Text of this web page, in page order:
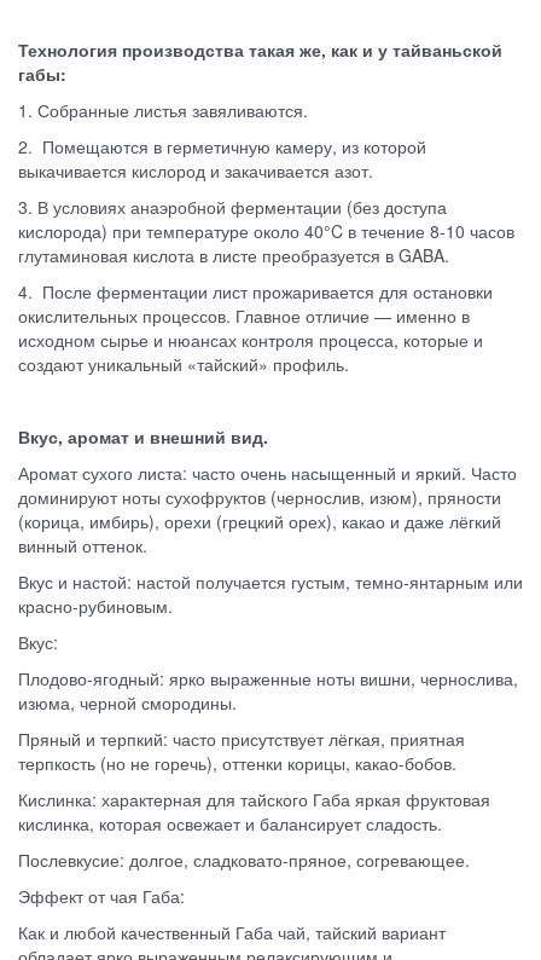
Технология производства такая же, как и у тайваньской
габы:
1. Собранные листья завяливаются.
2. Помещаются в герметичную камеру, из которой
выкачивается кислород и закачивается азот.
3. В условиях анаэробной ферментации (без доступа
кислорода) при температуре около 40°C в течение 8-10 часов
глутаминовая кислота в листе преобразуется в GABA.
4. После ферментации лист прожаривается для остановки
окислительных процессов. Главное отличие — именно в
исходном сырье и нюансах контроля процесса, которые и
создают уникальный «тайский» профиль.
Вкус, аромат и внешний вид.
Аромат сухого листа: часто очень насыщенный и яркий. Часто
доминируют ноты сухофруктов (чернослив, изюм), пряности
(корица, имбирь), орехи (грецкий орех), какао и даже лёгкий
винный оттенок.
Вкус и настой: настой получается густым, темно-янтарным или
красно-рубиновым.
Вкус:
Плодово-ягодный: ярко выраженные ноты вишни, чернослива,
изюма, черной смородины.
Пряный и терпкий: часто присутствует лёгкая, приятная
терпкость (но не горечь), оттенки корицы, какао-бобов.
Кислинка: характерная для тайского Габа яркая фруктовая
кислинка, которая освежает и балансирует сладость.
Послевкусие: долгое, сладковато-пряное, согревающее.
Эффект от чая Габа:
Как и любой качественный Габа чай, тайский вариант